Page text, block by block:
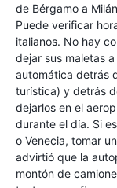
de Bérgamo a
Puede verificar
italianos. No hay
dejar sus maletas
automática detrás
turística) y detrás
dejarlos en el
durante el día. Si
o Venecia, tomar
advirtió que la
montón de